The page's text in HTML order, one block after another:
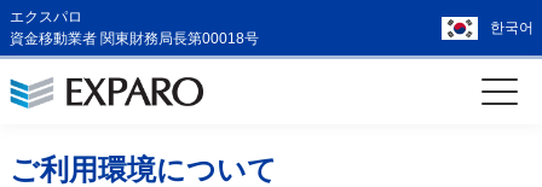
エクスパロ
資金移動業者 関東財務局長第00018号
한국어
ご利用環境について